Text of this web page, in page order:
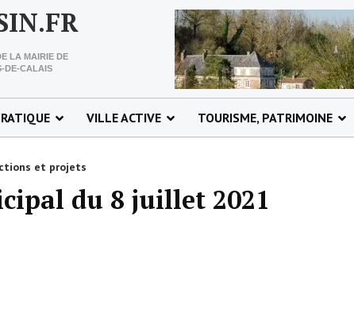
LA MAIRIE DE
DE-CALAIS
VILLE ACTIVE TOURISME, PATRIMOINE
et projets
du 8 juillet 2021